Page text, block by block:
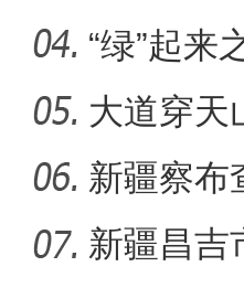
绘“同心
“绿”起来
大道穿天
新疆察布
新疆昌吉